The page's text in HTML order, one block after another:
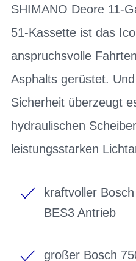
SHIMANO Deore 11-
51-Kassette ist das
anspruchsvolle
Asphalts gerüstet.
Sicherheit überzeugt
hydraulischen
leistungsstarken
kraftvoller
BES3 Antrieb
großer Bosch